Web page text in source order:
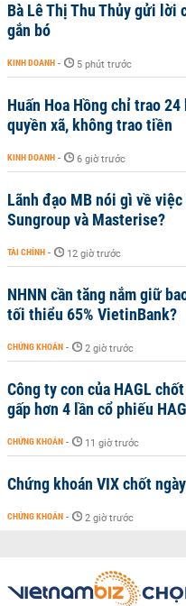
Bà Lê Thị Thu Thủy gửi lời
gắn bó
KINH DOANH - 5 phút trước
Huấn Hoa Hồng chỉ trao
quyền xã, không trao tiền
KINH DOANH - 6 giờ trước
Lãnh đạo MB nói gì về
Sungroup và Masterise?
TÀI CHÍNH - 12 giờ trước
NHNN cần tăng nắm giữ
tối thiểu 65% VietinBank?
CHỨNG KHOÁN - 2 giờ trước
Công ty con của HAGL
gấp hơn 4 lần cổ phiếu HAG
CHỨNG KHOÁN - 11 giờ trước
Chứng khoán VIX chốt
CHỨNG KHOÁN - 2 giờ trước